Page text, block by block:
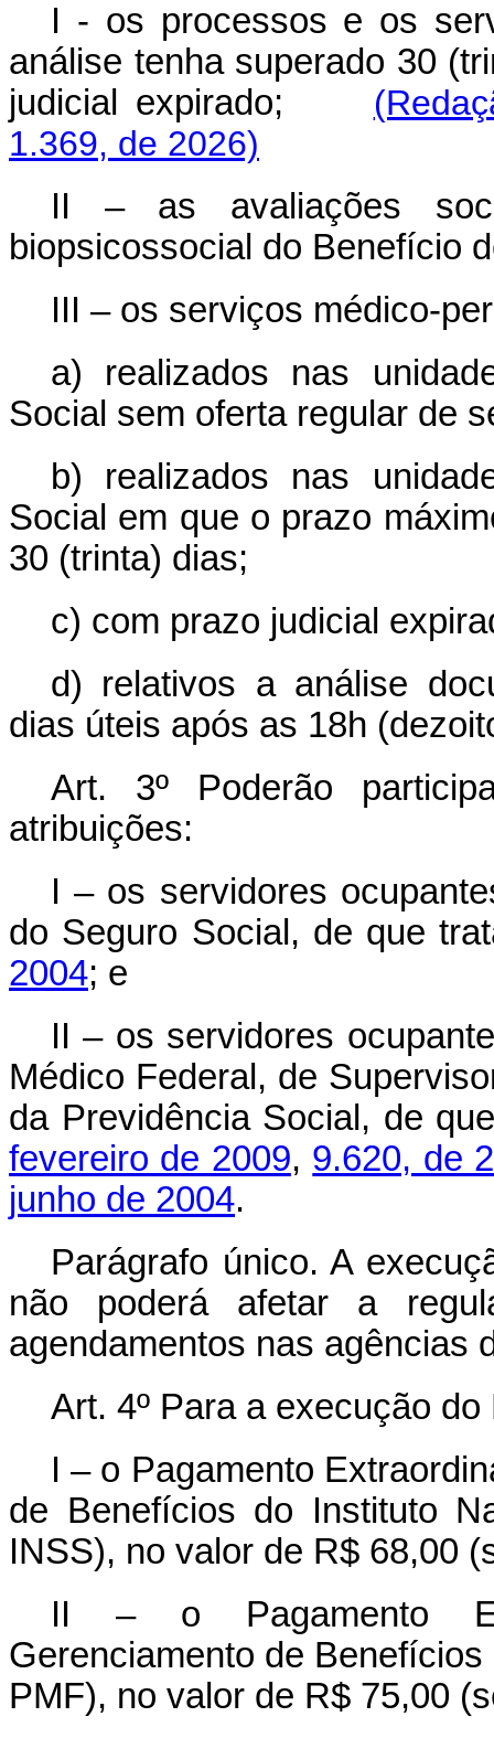
I - os processos e os
análise tenha superado 30
judicial expirado;
1.369, de 2026)
II – as avaliações
biopsicossocial do Benefício
III – os serviços médico-
a) realizados nas
Social sem oferta regular de
b) realizados nas
Social em que o prazo
30 (trinta) dias;
c) com prazo judicial
d) relativos a análise
dias úteis após as 18h
Art. 3º Poderão
atribuições:
I – os servidores
do Seguro Social, de que
2004; e
II – os servidores
Médico Federal, de
da Previdência Social, de
fevereiro de 2009, 9.620, de
junho de 2004.
Parágrafo único. A
não poderá afetar a
agendamentos nas agências
Art. 4º Para a execução
I – o Pagamento
de Benefícios do Instituto
INSS), no valor de R$ 68,00
II – o Pagamento
Gerenciamento de
PMF), no valor de R$ 75,00